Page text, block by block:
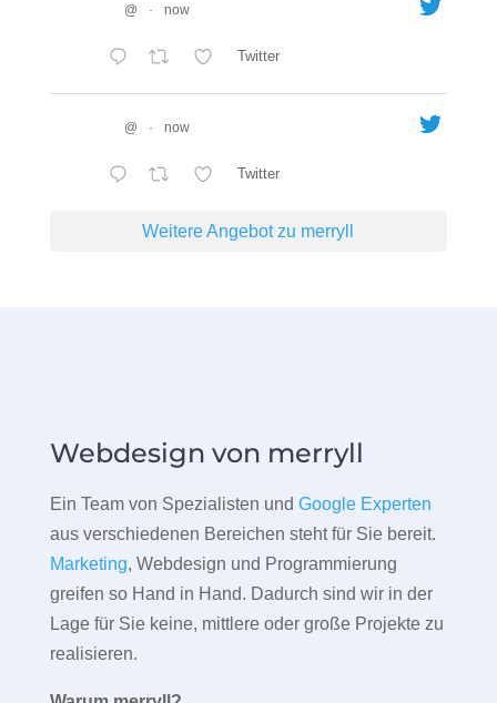
@ · now
Twitter
@ · now
Twitter
Weitere Angebot zu merryll
Webdesign von merryll
Ein Team von Spezialisten und Google Experten
aus verschiedenen Bereichen steht für Sie bereit.
Marketing, Webdesign und Programmierung
greifen so Hand in Hand. Dadurch sind wir in der
Lage für Sie keine, mittlere oder große Projekte zu
realisieren.